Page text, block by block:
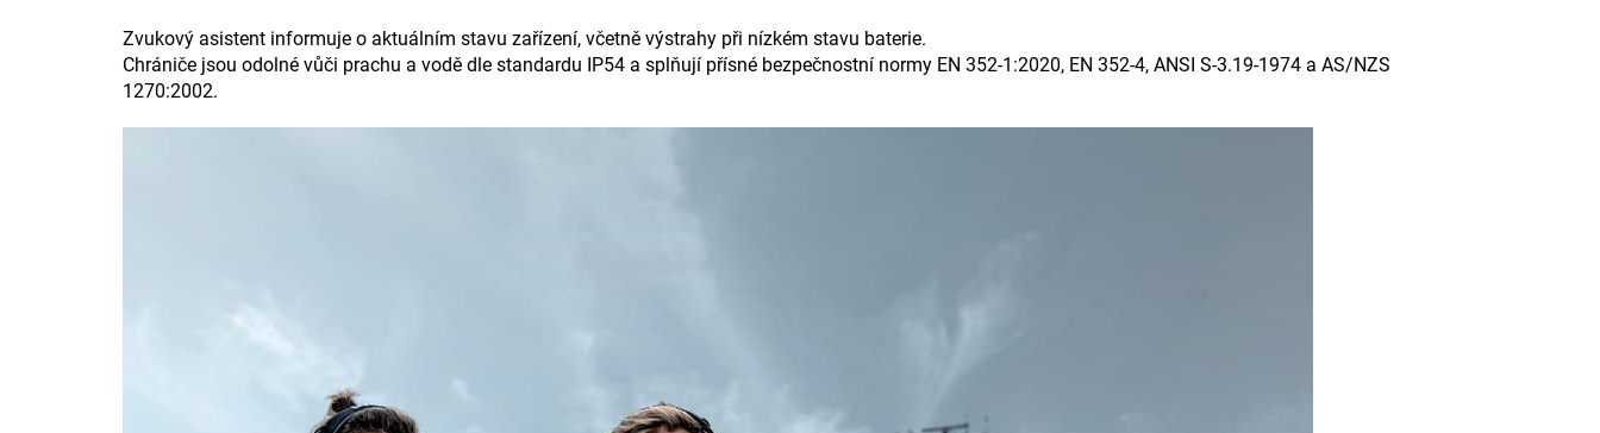
Zvukový asistent informuje o aktuálním stavu zařízení, včetně výstrahy při nízkém stavu baterie.
Chrániče jsou odolné vůči prachu a vodě dle standardu IP54 a splňují přísné bezpečnostní normy EN 352-1:2020, EN 352-4, ANSI S-3.19-1974 a AS/NZS
1270:2002.